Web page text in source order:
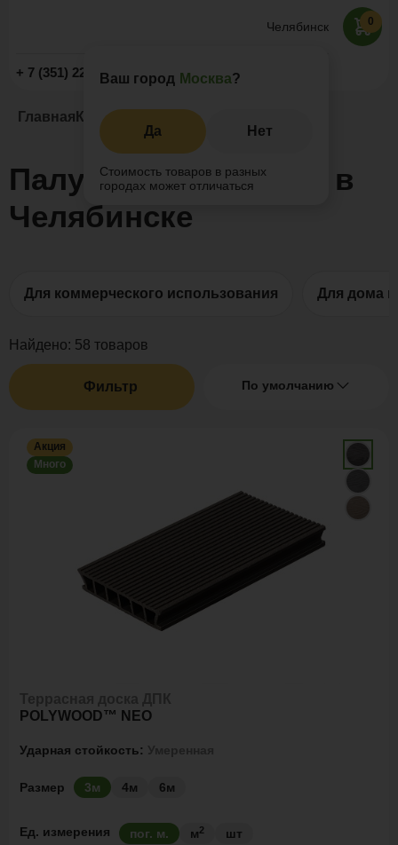
Челябинск
Ваш город Москва?
Да Нет
Стоимость товаров в разных
городах может отличаться
+ 7 (351) 225-89-09 Заказать звонок
0
Главная Каталог Террасная доска ДПК
Палубная доска ДПК в
Челябинске
Для коммерческого использования Для дома и
Найдено: 58 товаров
Фильтр По умолчанию
Акция
Много
POLYWOOD™ NEO
Ударная стойкость:
Размер 3м 4м 6м
Ед. измерения пог. м. м2 шт